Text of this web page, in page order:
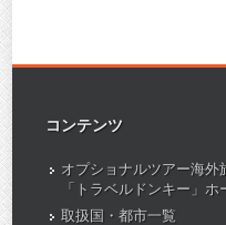
コンテンツ
オプショナルツアー海外
「トラベルドンキー」ホ
取扱国・都市一覧